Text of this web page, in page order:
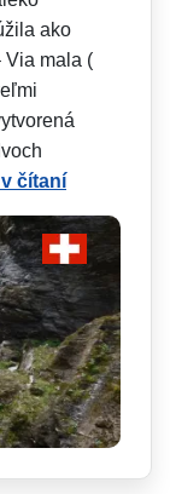
ako
Via mala (
čítaní